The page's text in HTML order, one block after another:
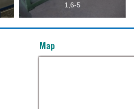
1,6-5
Map